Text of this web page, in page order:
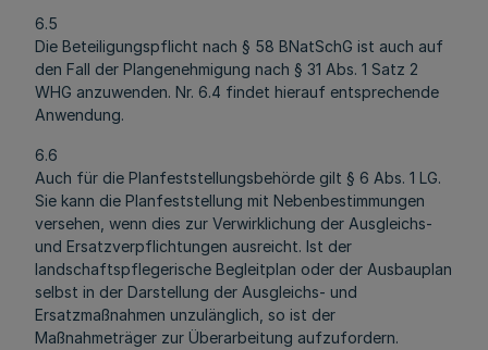
6.5
Die Beteiligungspflicht nach § 58 BNatSchG ist auch auf
den Fall der Plangenehmigung nach § 31 Abs. 1 Satz 2
WHG anzuwenden. Nr. 6.4 findet hierauf entsprechende
Anwendung.
6.6
Auch für die Planfeststellungsbehörde gilt § 6 Abs. 1 LG.
Sie kann die Planfeststellung mit Nebenbestimmungen
versehen, wenn dies zur Verwirklichung der Ausgleichs-
und Ersatzverpflichtungen ausreicht. Ist der
landschaftspflegerische Begleitplan oder der Ausbauplan
selbst in der Darstellung der Ausgleichs- und
Ersatzmaßnahmen unzulänglich, so ist der
Maßnahmeträger zur Überarbeitung aufzufordern.